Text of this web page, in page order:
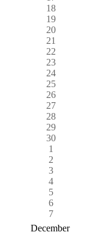
18
19
20
21
22
23
24
25
26
27
28
29
30
1
2
3
4
5
6
7
December